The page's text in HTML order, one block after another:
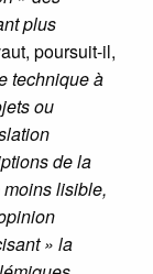
plus
poursuit-il,
technique à
ou
de la
lisible,
» la